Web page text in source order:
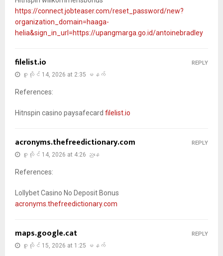
https://connect.jobteaser.com/reset_password/new?
organization_domain=haaga-
helia&sign_in_url=https://upangmarga.go.id/antoinebradley
filelist.io
ဇူလိုင် 14, 2026 at 2:35 မနက်
References:
Hitnspin casino paysafecard filelist.io
REPLY
acronyms.thefreedictionary.com
ဇူလိုင် 14, 2026 at 4:26 ညနေ
References:
Lollybet Casino No Deposit Bonus
acronyms.thefreedictionary.com
REPLY
maps.google.cat
ဇူလိုင် 15, 2026 at 1:25 မနက်
REPLY